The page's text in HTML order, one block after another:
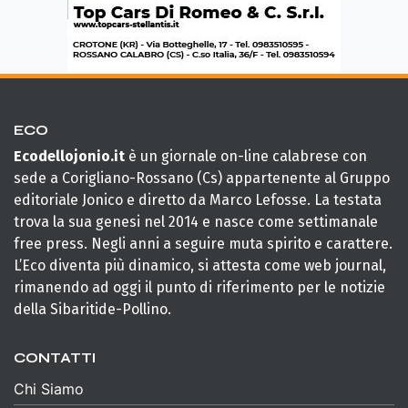
ECO
Ecodellojonio.it è un giornale on-line calabrese con
sede a Corigliano-Rossano (Cs) appartenente al Gruppo
editoriale Jonico e diretto da Marco Lefosse. La testata
trova la sua genesi nel 2014 e nasce come settimanale
free press. Negli anni a seguire muta spirito e carattere.
L’Eco diventa più dinamico, si attesta come web journal,
rimanendo ad oggi il punto di riferimento per le notizie
della Sibaritide-Pollino.
CONTATTI
Chi Siamo